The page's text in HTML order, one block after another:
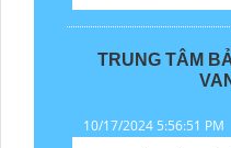
TRUNG TÂM
10/17/2024 5:56:51 PM